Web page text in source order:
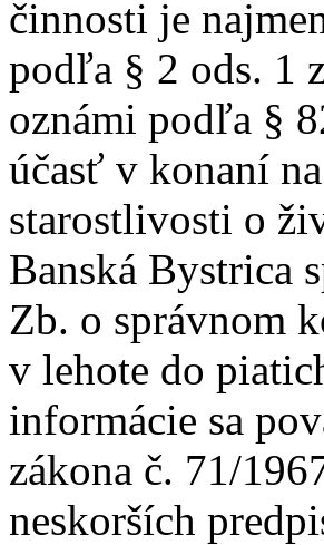
činnosti je
podľa § 2 ods. 1
oznámi podľa §
účasť v konaní
starostlivosti o
Banská Bystrica
Zb. o správnom
v lehote do
informácie sa
zákona č. 71/
neskorších